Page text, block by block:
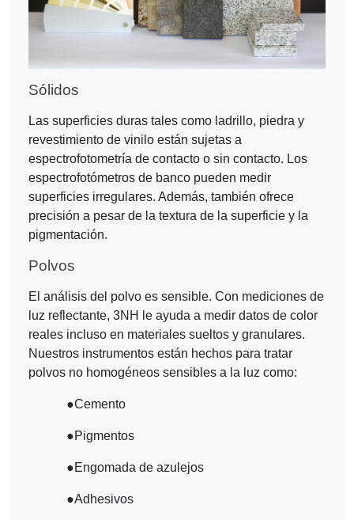
Sólidos
Las superficies duras tales como ladrillo, piedra y
revestimiento de vinilo están sujetas a
espectrofotometría de contacto o sin contacto. Los
espectrofotómetros de banco pueden medir
superficies irregulares. Además, también ofrece
precisión a pesar de la textura de la superficie y la
pigmentación.
Polvos
El análisis del polvo es sensible. Con mediciones de
luz reflectante, 3NH le ayuda a medir datos de color
reales incluso en materiales sueltos y granulares.
Nuestros instrumentos están hechos para tratar
polvos no homogéneos sensibles a la luz como:
●Cemento
●Pigmentos
●Engomada de azulejos
●Adhesivos